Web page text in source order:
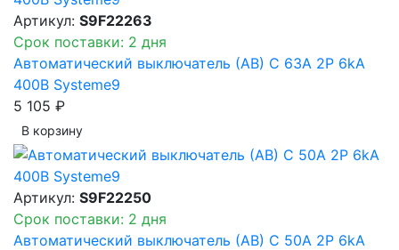
Артикул: S9F22263
Срок поставки: 2 дня
Автоматический выключатель (АВ) C 63A 2P 6kA
400В Systeme9
5 105 ₽
В корзинy
Артикул: S9F22250
Срок поставки: 2 дня
Автоматический выключатель (АВ) C 50A 2P 6kA